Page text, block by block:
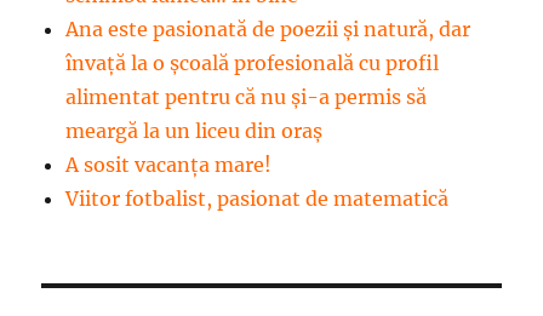
Ana este pasionată de poezii și natură, dar
învață la o școală profesională cu profil
alimentat pentru că nu și-a permis să
meargă la un liceu din oraș
A sosit vacanța mare!
Viitor fotbalist, pasionat de matematică